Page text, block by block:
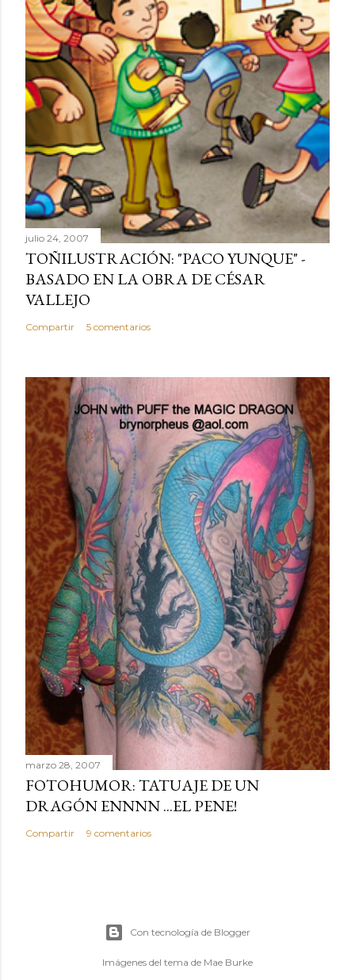
julio 24, 2007
TOÑILUSTRACIÓN: "PACO YUNQUE" -
BASADO EN LA OBRA DE CÉSAR
VALLEJO
Compartir 5 comentarios
marzo 28, 2007
FOTOHUMOR: TATUAJE DE UN
DRAGÓN ENNNN ...EL PENE!
Compartir 9 comentarios
Con tecnología de Blogger
Imágenes del tema de Mae Burke